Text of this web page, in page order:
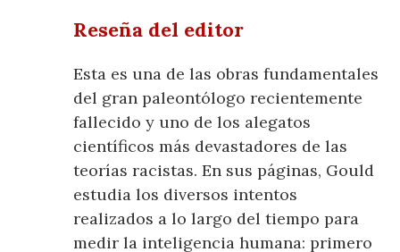
Reseña del editor
Esta es una de las obras fundamentales
del gran paleontólogo recientemente
fallecido y uno de los alegatos
científicos más devastadores de las
teorías racistas. En sus páginas, Gould
estudia los diversos intentos
realizados a lo largo del tiempo para
medir la inteligencia humana: primero